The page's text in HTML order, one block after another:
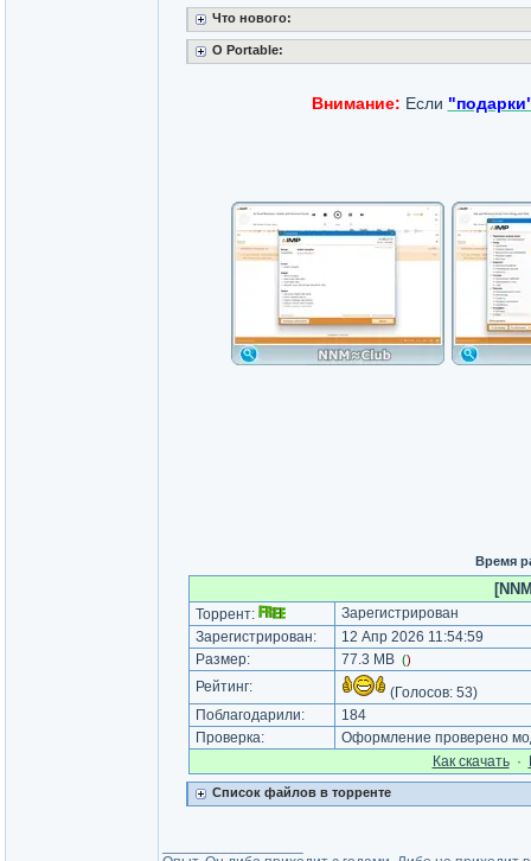
Что нового:
O Portable:
Внимание: Если
Время
Торрент:
Зарегистрирован
Зарегистрирован:
12 Апр 2026 11:54:59
Размер:
77.3 MB ()
Рейтинг: (Голосов: 53)
Поблагодарили:
184
Проверка:
Оформление проверено
Как cкачать·
Список файлов в торренте